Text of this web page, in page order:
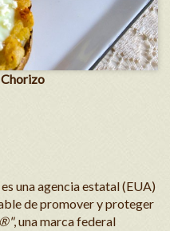
es una agencia estatal (EUA)
de promover y proteger
, una marca federal